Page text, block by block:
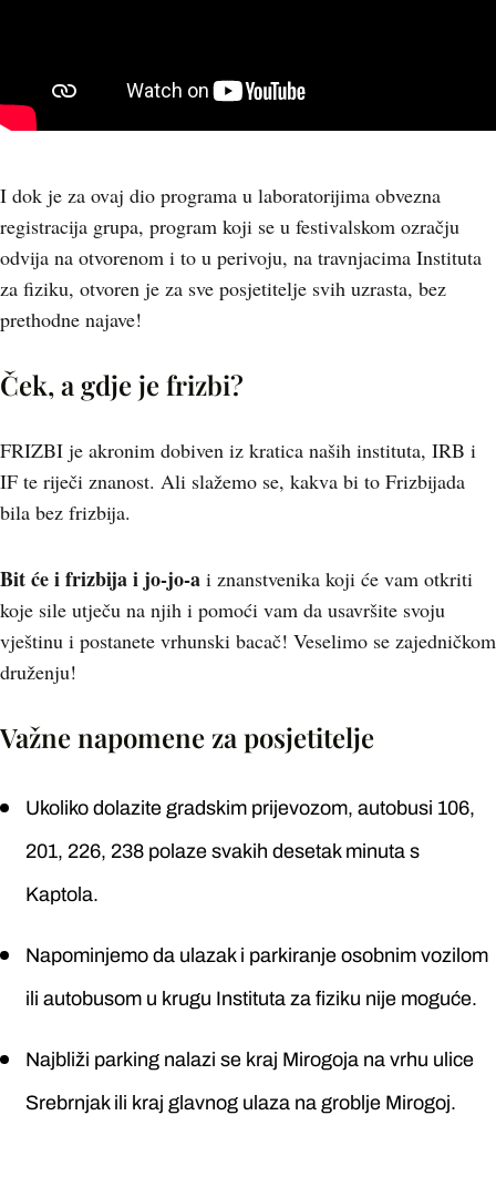
I dok je za ovaj dio programa u laboratorijima obvezna
registracija grupa, program koji se u festivalskom ozračju
odvija na otvorenom i to u perivoju, na travnjacima Instituta
za fiziku, otvoren je za sve posjetitelje svih uzrasta, bez
prethodne najave!
Ček, a gdje je frizbi?
FRIZBI je akronim dobiven iz kratica naših instituta, IRB i
IF te riječi znanost. Ali slažemo se, kakva bi to Frizbijada
bila bez frizbija.
Bit će i frizbija i jo-jo-a i znanstvenika koji će vam otkriti
koje sile utječu na njih i pomoći vam da usavršite svoju
vještinu i postanete vrhunski bacač! Veselimo se zajedničkom
druženju!
Važne napomene za posjetitelje
Ukoliko dolazite gradskim prijevozom, autobusi 106,
201, 226, 238 polaze svakih desetak minuta s
Kaptola.
Napominjemo da ulazak i parkiranje osobnim vozilom
ili autobusom u krugu Instituta za fiziku nije moguće.
Najbliži parking nalazi se kraj Mirogoja na vrhu ulice
Srebrnjak ili kraj glavnog ulaza na groblje Mirogoj.